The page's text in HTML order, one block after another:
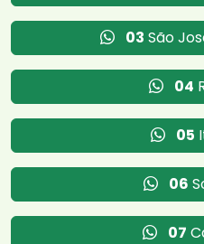
03 São
04
05
06
07